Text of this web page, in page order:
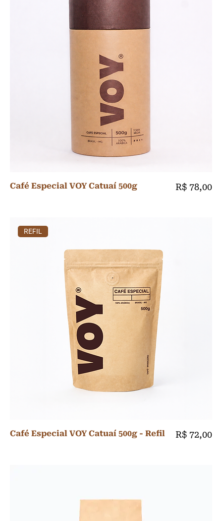
Café Especial VOY Catuaí 500g Preço
R$ 78,00
REFIL
Café Especial VOY Catuaí 500g - Refil Preço
R$ 72,00